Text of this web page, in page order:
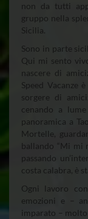
non da tutti
gruppo nella
Sicilia.
Sono in parte
Qui mi sento
nascere di
Speed Vacanze
sorgere di
cenando a
panoramica a
Mortelle,
ballando “Mi mi
passando
costa calabra, è
Ogni lavoro
emozioni e –
imparato –